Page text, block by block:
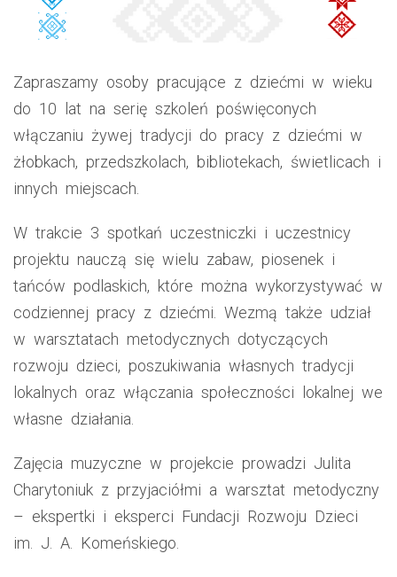
Zapraszamy osoby pracujące z dziećmi w wieku
do 10 lat na serię szkoleń poświęconych
włączaniu żywej tradycji do pracy z dziećmi w
żłobkach, przedszkolach, bibliotekach, świetlicach i
innych miejscach.
W trakcie 3 spotkań uczestniczki i uczestnicy
projektu nauczą się wielu zabaw, piosenek i
tańców podlaskich, które można wykorzystywać w
codziennej pracy z dziećmi. Wezmą także udział
w warsztatach metodycznych dotyczących
rozwoju dzieci, poszukiwania własnych tradycji
lokalnych oraz włączania społeczności lokalnej we
własne działania.
Zajęcia muzyczne w projekcie prowadzi Julita
Charytoniuk z przyjaciółmi a warsztat metodyczny
– ekspertki i eksperci Fundacji Rozwoju Dzieci
im. J. A. Komeńskiego.